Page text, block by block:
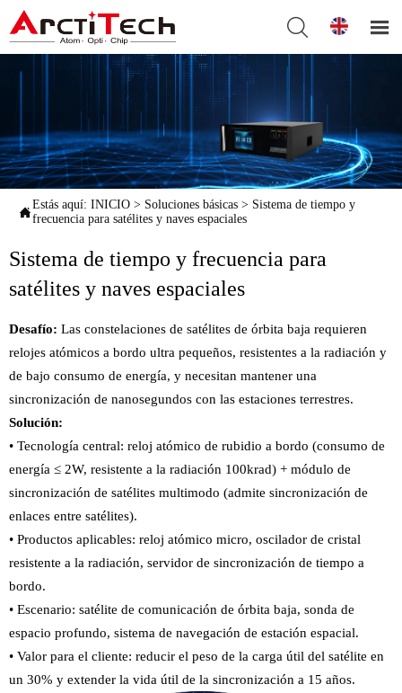
 
Estás aquí: INICIO > Soluciones básicas > Sistema de tiempo y
frecuencia para satélites y naves espaciales
Sistema de tiempo y frecuencia para
satélites y naves espaciales
Desafío: Las constelaciones de satélites de órbita baja requieren
relojes atómicos a bordo ultra pequeños, resistentes a la radiación y
de bajo consumo de energía, y necesitan mantener una
sincronización de nanosegundos con las estaciones terrestres.
Solución:
• Tecnología central: reloj atómico de rubidio a bordo (consumo de
energía ≤ 2W, resistente a la radiación 100krad) + módulo de
sincronización de satélites multimodo (admite sincronización de
enlaces entre satélites).
• Productos aplicables: reloj atómico micro, oscilador de cristal
resistente a la radiación, servidor de sincronización de tiempo a
bordo.
• Escenario: satélite de comunicación de órbita baja, sonda de
espacio profundo, sistema de navegación de estación espacial.
• Valor para el cliente: reducir el peso de la carga útil del satélite en
un 30% y extender la vida útil de la sincronización a 15 años.